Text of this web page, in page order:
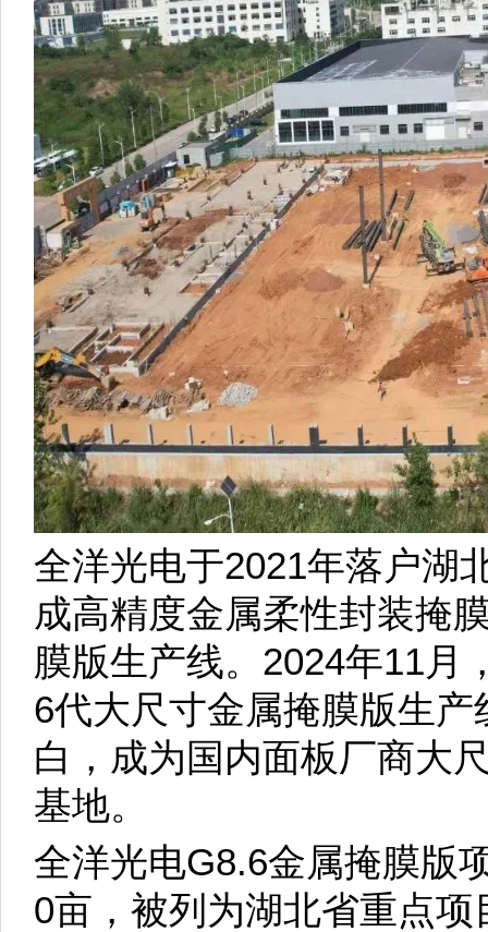
全洋光电于2021年落户湖
成高精度金属柔性封装掩
膜版生产线。2024年11月
6代大尺寸金属掩膜版生
白，成为国内面板厂商大
基地。
全洋光电G8.6金属掩膜版
0亩，被列为湖北省重点